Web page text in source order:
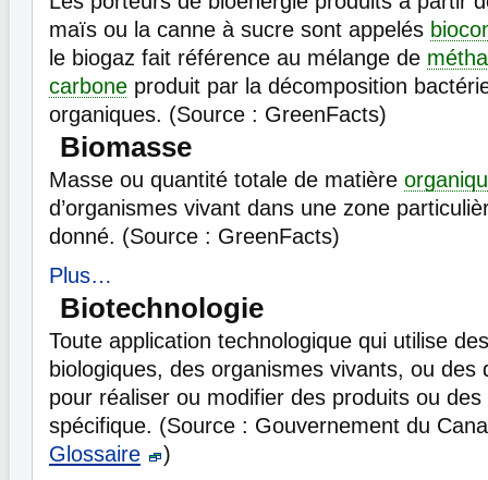
maïs ou la canne à sucre sont appelés
le biogaz fait référence au mélange de
carbone produit par la décomposition
organiques. (Source : GreenFacts)
Biomasse
Masse ou quantité totale de matière
d’organismes vivant dans une zone
donné. (Source : GreenFacts)
Plus…
Biotechnologie
Toute application technologique qui utilise
biologiques, des organismes vivants, ou des
pour réaliser ou modifier des produits ou
spécifique. (Source : Gouvernement du
Glossaire
)